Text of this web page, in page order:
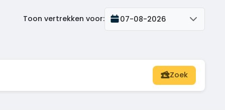
Toon vertrekken voor: 07-08-2026
Zoek